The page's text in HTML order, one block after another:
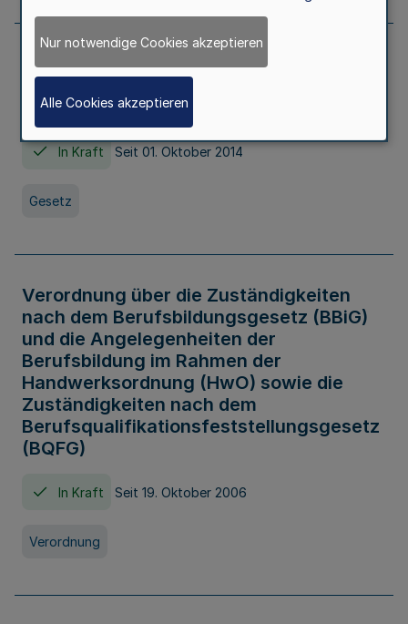
Gesetz über die Hochschulen des Landes
Nordrhein-Westfalen (Hochschulgesetz -
HG)
In Kraft Seit 01. Oktober 2014
Gesetz
Verordnung über die Zuständigkeiten
nach dem Berufsbildungsgesetz (BBiG)
und die Angelegenheiten der
Berufsbildung im Rahmen der
Handwerksordnung (HwO) sowie die
Zuständigkeiten nach dem
Berufsqualifikationsfeststellungsgesetz
(BQFG)
In Kraft Seit 19. Oktober 2006
Verordnung
Nur notwendige Cookies akzeptieren
Alle Cookies akzeptieren